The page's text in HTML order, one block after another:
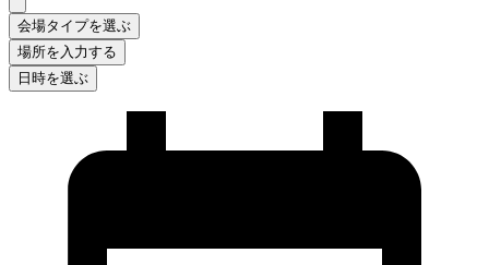
会場タイプを選ぶ
場所を入力する
日時を選ぶ